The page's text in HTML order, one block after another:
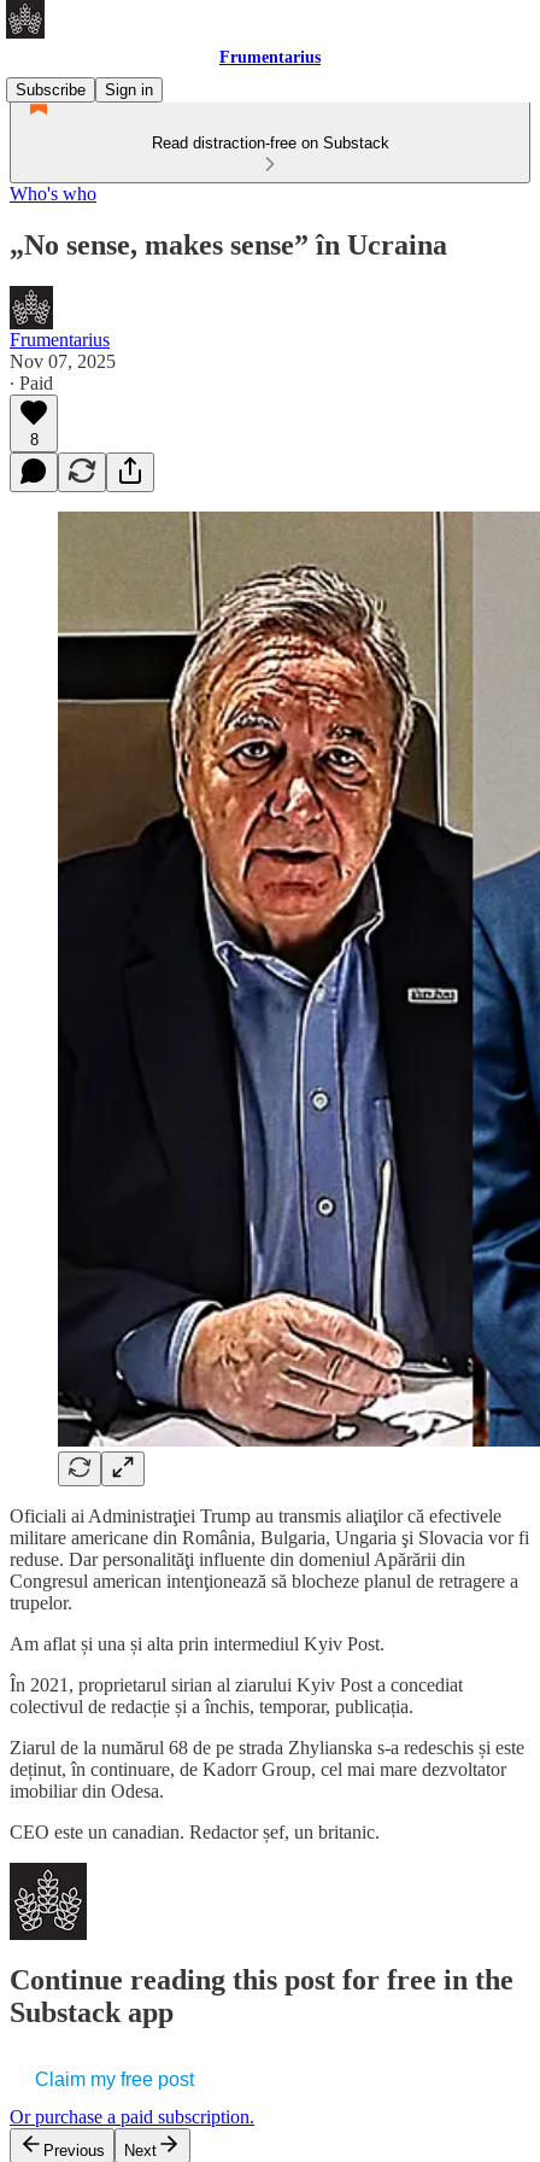
Frumentarius
Subscribe
Sign in
Read distraction-free on Substack
Who's who
„No sense, makes sense” în Ucraina
Frumentarius
Nov 07, 2025
∙ Paid
8
Oficiali ai Administraţiei Trump au transmis aliaţilor că efectivele
militare americane din România, Bulgaria, Ungaria şi Slovacia vor fi
reduse. Dar personalităţi influente din domeniul Apărării din
Congresul american intenţionează să blocheze planul de retragere a
trupelor.
Am aflat și una și alta prin intermediul Kyiv Post.
În 2021, proprietarul sirian al ziarului Kyiv Post a concediat
colectivul de redacție și a închis, temporar, publicația.
Ziarul de la numărul 68 de pe strada Zhylianska s-a redeschis și este
deținut, în continuare, de Kadorr Group, cel mai mare dezvoltator
imobiliar din Odesa.
CEO este un canadian. Redactor șef, un britanic.
Continue reading this post for free in the
Substack app
Claim my free post
Or purchase a paid subscription.
Previous Next